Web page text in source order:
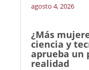
agosto 4, 2026
¿Más
ciencia y
aprueba un
realidad